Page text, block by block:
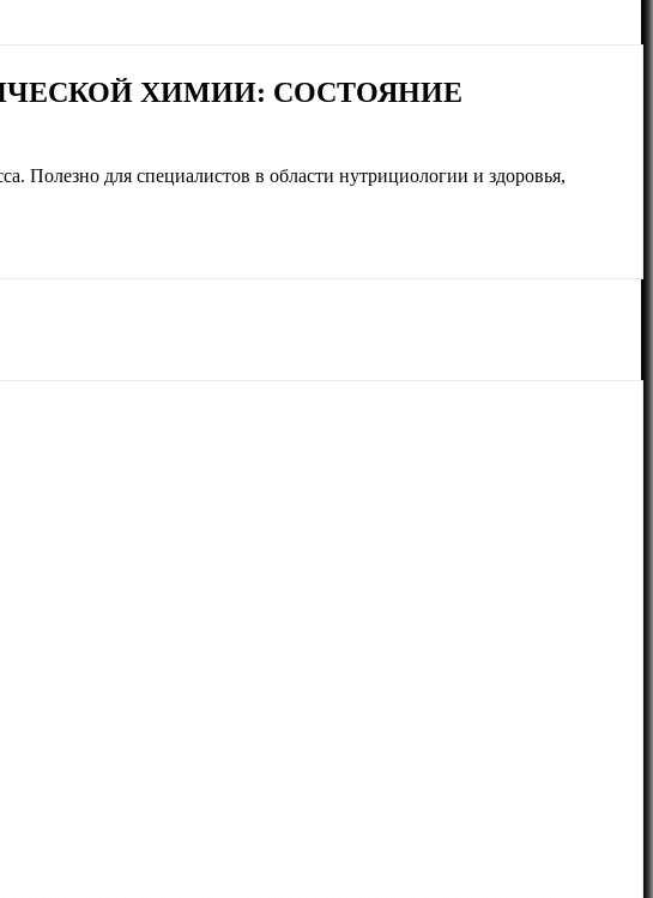
ХИМИИ: СОСТОЯНИЕ
Полезно для специалистов в области нутрициологии и здоровья,